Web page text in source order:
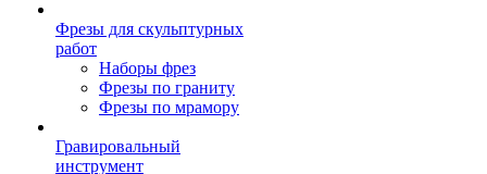
Фрезы для скульптурных
работ
Наборы фрез
Фрезы по граниту
Фрезы по мрамору
Гравировальный
инструмент